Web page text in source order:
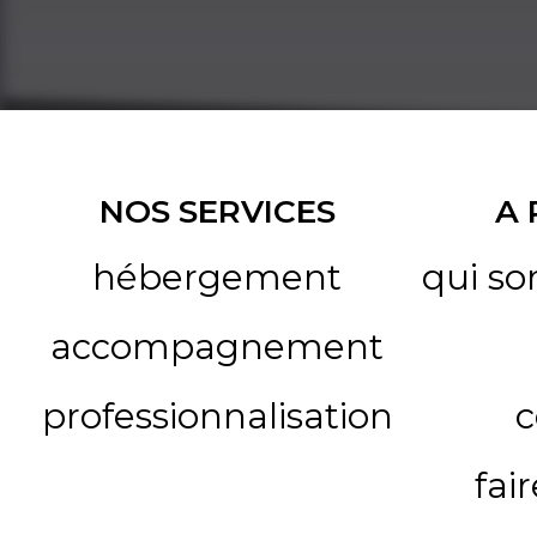
NOS SERVICES
hébergement
accompagnement
professionnalisation
A
qui